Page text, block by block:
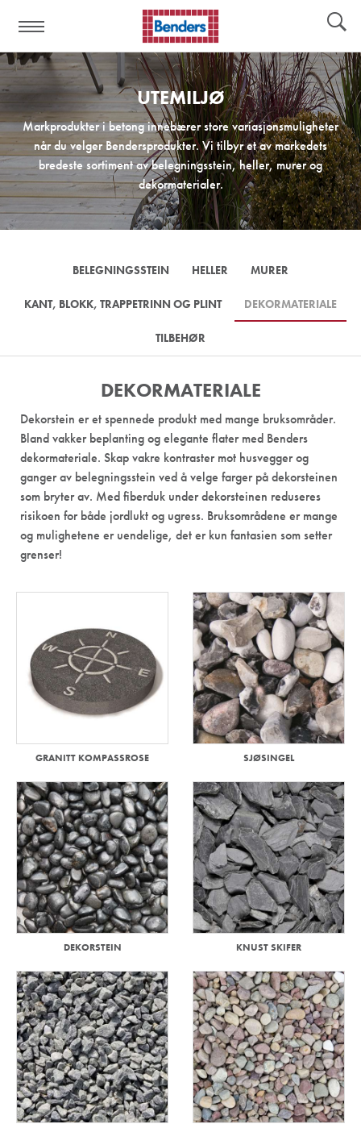
UTEMILJØ
Markprodukter i betong innebærer store variasjonsmuligheter
når du velger Bendersprodukter. Vi tilbyr et av markedets
bredeste sortiment av belegningsstein, heller, murer og
dekormaterialer.
BELEGNINGSSTEIN HELLER MURER
KANT, BLOKK, TRAPPETRINN OG PLINT DEKORMATERIALE
TILBEHØR
DEKORMATERIALE
Dekorstein er et spennede produkt med mange bruksområder.
Bland vakker beplanting og elegante flater med Benders
dekormateriale. Skap vakre kontraster mot husvegger og
ganger av belegningsstein ved å velge farger på dekorsteinen
som bryter av. Med fiberduk under dekorsteinen reduseres
risikoen for både jordlukt og ugress. Bruksområdene er mange
og mulighetene er uendelige, det er kun fantasien som setter
grenser!
GRANITT KOMPASSROSE SJØSINGEL
DEKORSTEIN KNUST SKIFER